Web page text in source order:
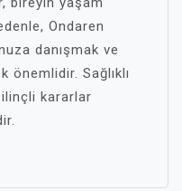
Ondaren
danışmak ve
önemlidir. Sağlıklı
kararlar